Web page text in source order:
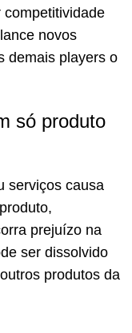
novos
demais players o
só produto
serviços causa
prejuízo na
ser dissolvido
produtos da